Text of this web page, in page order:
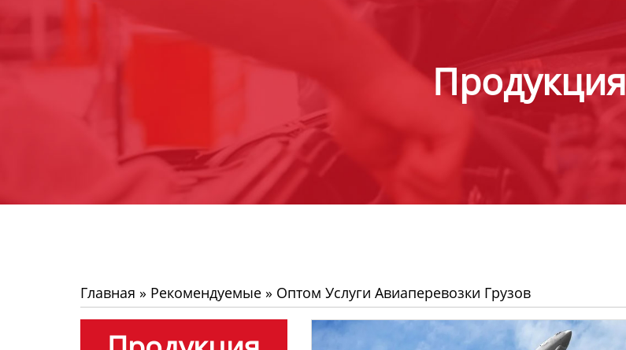
Продукция
Главная » Рекомендуемые » Оптом Услуги Авиаперевозки Грузов